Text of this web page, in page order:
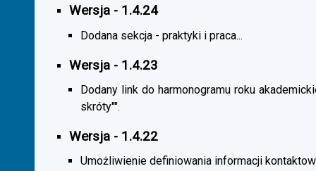
Wersja - 1.4.24
Dodana sekcja - praktyki i praca...
Wersja - 1.4.23
Dodany link do harmonogramu roku
skróty"".
Wersja - 1.4.22
Umożliwienie definiowania informacji